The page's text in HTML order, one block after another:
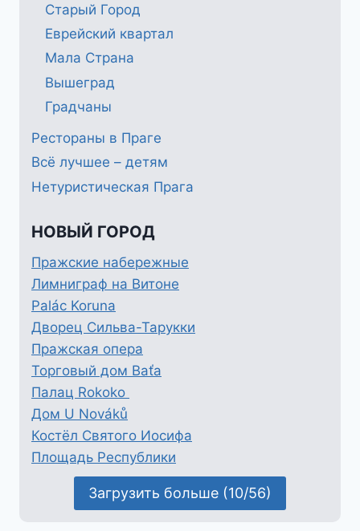
Старый Город
Еврейский квартал
Мала Страна
Вышеград
Градчаны
Рестораны в Праге
Всё лучшее – детям
Нетуристическая Прага
НОВЫЙ ГОРОД
Пражские набережные
Лимниграф на Витоне
Palác Koruna
Дворец Сильва-Тарукки
Пражская опера
Торговый дом Baťa
Палац Rokoko
Дом U Nováků
Костёл Святого Иосифа
Площадь Республики
Загрузить больше (10/56)